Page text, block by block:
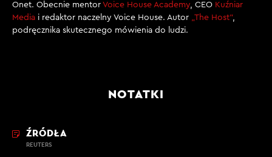
Onet. Obecnie mentor Voice House Academy, CEO Kuźniar
Media i redaktor naczelny Voice House. Autor „The Host”,
podręcznika skutecznego mówienia do ludzi.
NOTATKI
ŹRÓDŁA
REUTERS